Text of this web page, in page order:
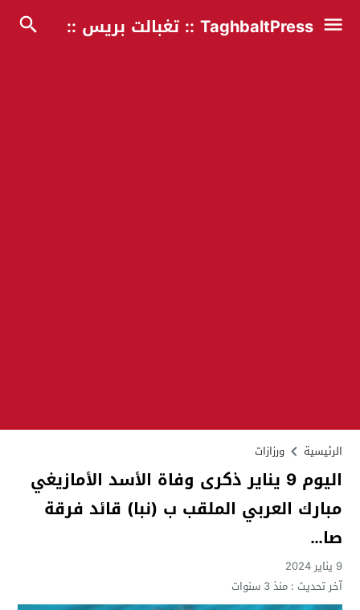
TaghbaltPress :: تغبالت بريس ::
الرئيسية ورزازات
اليوم 9 يناير ذكرى وفاة الأسد الأمازيغي
مبارك العربي الملقب ب (نبا) قائد فرقة
صا…
9 يناير 2024
آخر تحديث :منذ 3 سنوات